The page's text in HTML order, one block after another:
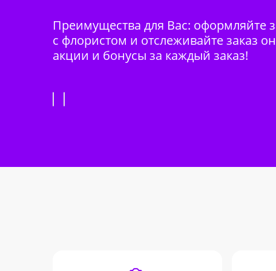
Преимущества для Вас: оформляйте
с флористом и отслеживайте заказ
акции и бонусы за каждый заказ!